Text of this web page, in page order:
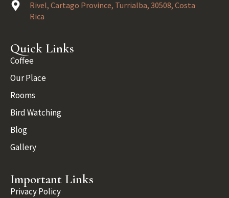
Rivel, Cartago Province, Turrialba, 30508, Costa
Rica
Quick Links
Coffee
Our Place
Rooms
Bird Watching
Blog
Gallery
Important Links
Privacy Policy